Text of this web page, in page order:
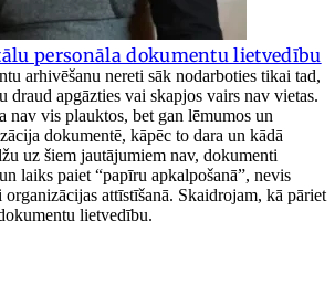
personāla dokumentu lietvedību
arhivēšanu nereti sāk nodarboties tikai tad,
draud apgāzties vai skapjos vairs nav vietas.
nav vis plauktos, bet gan lēmumos un
dokumentē, kāpēc to dara un kādā
uz šiem jautājumiem nav, dokumenti
laiks paiet “papīru apkalpošanā”, nevis
attīstīšanā. Skaidrojam, kā pāriet
lietvedību.